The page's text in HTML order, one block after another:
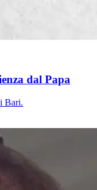
dal Papa
Bari.